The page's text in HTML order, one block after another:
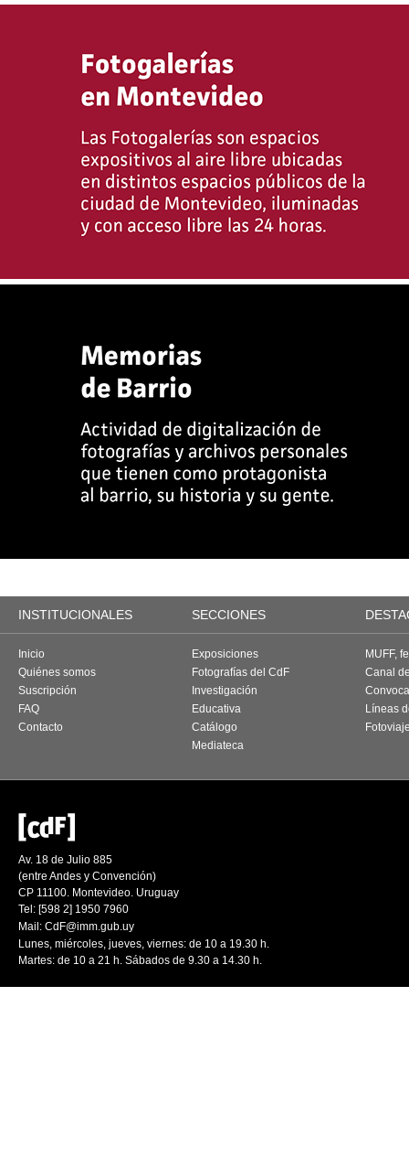
INSTITUCIONALES SECCIONES
Inicio
Quiénes somos
Suscripción
FAQ
Contacto
Exposiciones
Fotografías del CdF
Investigación
Educativa
Catálogo
Mediateca
MUFF,
Canal
Líneas
Av. 18 de Julio 885
(entre Andes y Convención)
CP 11100. Montevideo. Uruguay
Tel: [598 2] 1950 7960
Mail: CdF@imm.gub.uy
Lunes, miércoles, jueves, viernes: de 10 a 19.30 h.
Martes: de 10 a 21 h. Sábados de 9.30 a 14.30 h.